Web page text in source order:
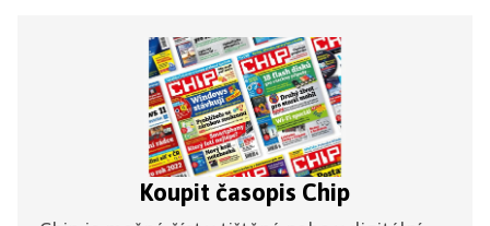
Koupit časopis Chip